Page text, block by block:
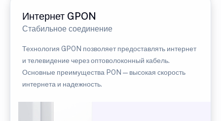
Интернет GPON
Стабильное соединение
Технология GPON позволяет предоставлять интернет
и телевидение через оптоволоконный кабель.
Основные преимущества PON — высокая скорость
интернета и надежность.